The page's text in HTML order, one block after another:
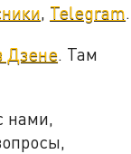
, Telegram.
Дзене . Там
нами,